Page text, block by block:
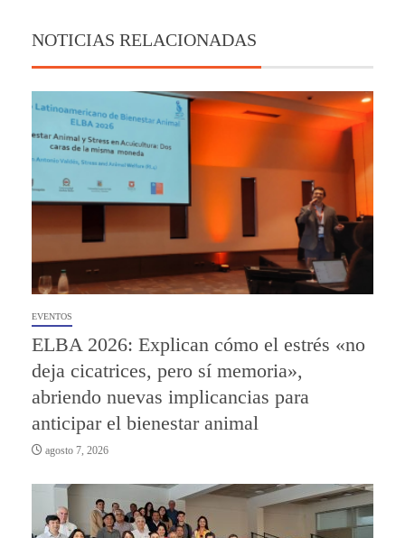
NOTICIAS RELACIONADAS
EVENTOS
ELBA 2026: Explican cómo el estrés «no
deja cicatrices, pero sí memoria»,
abriendo nuevas implicancias para
anticipar el bienestar animal
agosto 7, 2026